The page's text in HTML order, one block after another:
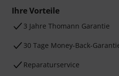
Ihre Vorteile
3 Jahre Thomann Garantie
30 Tage Money-Back-
Reparaturservice